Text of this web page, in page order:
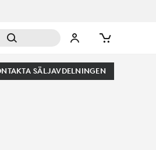
SÄLJAVDELNINGEN